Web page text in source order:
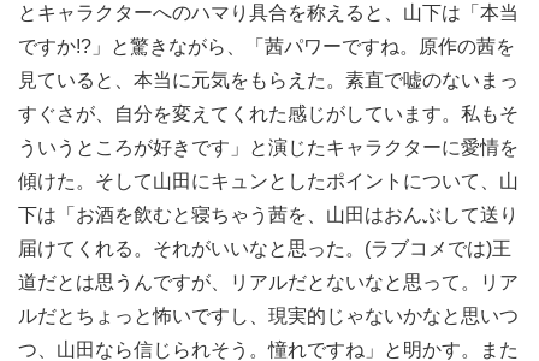
とキャラクターへのハマり具合を称えると、山下は「本当
ですか!?」と驚きながら、「茜パワーですね。原作の茜を
見ていると、本当に元気をもらえた。素直で嘘のないまっ
すぐさが、自分を変えてくれた感じがしています。私もそ
ういうところが好きです」と演じたキャラクターに愛情を
傾けた。そして山田にキュンとしたポイントについて、山
下は「お酒を飲むと寝ちゃう茜を、山田はおんぶして送り
届けてくれる。それがいいなと思った。(ラブコメでは)王
道だとは思うんですが、リアルだとないなと思って。リア
ルだとちょっと怖いですし、現実的じゃないかなと思いつ
つ、山田なら信じられそう。憧れですね」と明かす。また